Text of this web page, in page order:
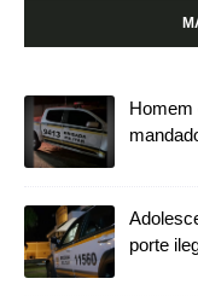
Homem
porte